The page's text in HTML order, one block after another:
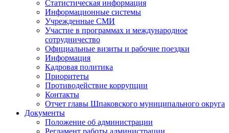
Статистическая информация
Информационные системы
Учрежденные СМИ
Участие в программах и международное
сотрудничество
Официальные визиты и рабочие поездки
Информация
Кадровая политика
Приоритеты
Противодействие коррупции
Контакты
Отчет главы Шпаковского муниципального округа
Документы
Положение об администрации